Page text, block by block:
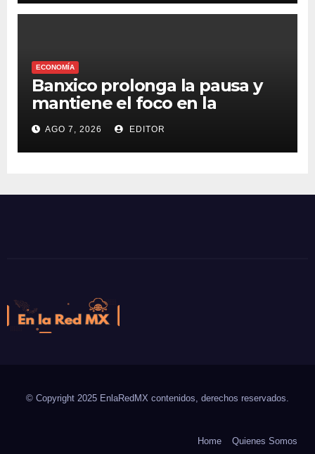
ECONOMÍA
Banxico prolonga la pausa y
mantiene el foco en la
inflación
AGO 7, 2026 EDITOR
© Copyright 2025 EnlaRedMX contenidos, derechos reservados.
Home Quienes Somos